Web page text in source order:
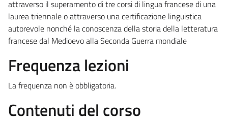
attraverso il superamento di tre corsi di lingua francese di una
laurea triennale o attraverso una certificazione linguistica
autorevole nonché la conoscenza della storia della letteratura
francese dal Medioevo alla Seconda Guerra mondiale
Frequenza lezioni
La frequenza non è obbligatoria.
Contenuti del corso